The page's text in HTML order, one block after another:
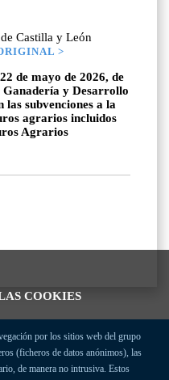
COOKIES
por los sitios web del grupo
(ficheros de datos anónimos), las
de manera no intrusiva. Estos
Castilla y León
>
de mayo de 2026, de
y Desarrollo
subvenciones a la
agrarios incluidos
Agrarios